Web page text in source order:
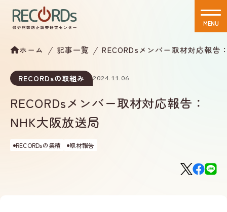
MENU
ホーム 記事一覧 RECORDsメンバー取材対応報告
RECORDsの取組み 2024.11.06
RECORDsメンバー取材対応報告：
NHK大阪放送局
RECORDsの業績 取材報告